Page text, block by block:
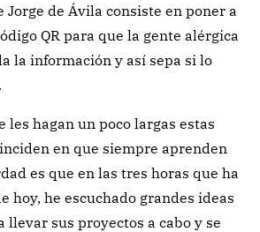
Jorge de Ávila consiste en poner a
QR para que la gente alérgica
la información y así sepa si lo
les hagan un poco largas estas
en que siempre aprenden
es que en las tres horas que ha
hoy, he escuchado grandes ideas
llevar sus proyectos a cabo y se